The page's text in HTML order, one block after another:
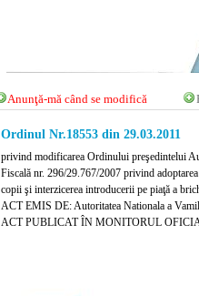
Anunţă-mă când se modifică
Ordinul Nr.18553 din 29.03.2011
privind modificarea Ordinului preşedintelui
Fiscală nr. 296/29.767/2007 privind
copii şi interzicerea introducerii pe piaţă a
ACT EMIS DE: Autoritatea Nationala a
ACT PUBLICAT ÎN MONITORUL